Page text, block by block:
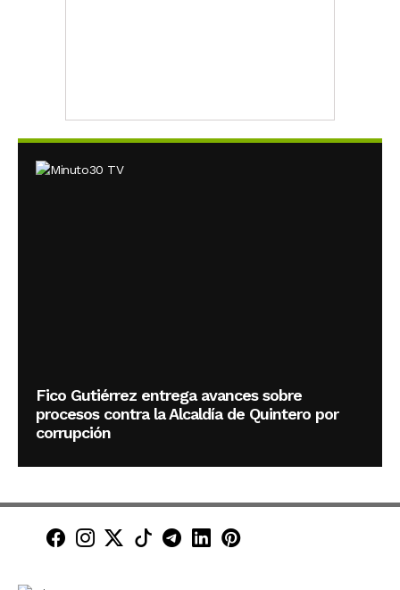
Fico Gutiérrez entrega avances sobre
procesos contra la Alcaldía de Quintero por
corrupción
Minuto30 en Facebook
Minuto30 en Instagram
Minuto30 en X (Twitter)
Minuto30 en TikTok
Canal de Minuto30 en
Minuto30 en LinkedIn
Minuto30 en